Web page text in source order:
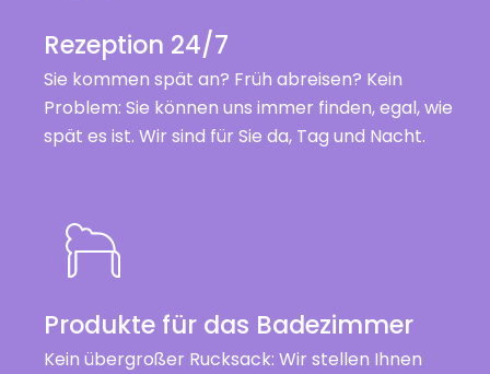
Rezeption 24/7
Sie kommen spät an? Früh abreisen? Kein
Problem: Sie können uns immer finden, egal, wie
spät es ist. Wir sind für Sie da, Tag und Nacht.
Produkte für das Badezimmer
Kein übergroßer Rucksack: Wir stellen Ihnen